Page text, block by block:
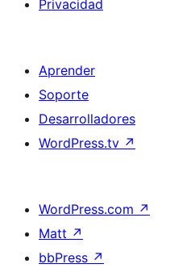
Privacidad
Aprender
Soporte
Desarrolladores
WordPress.tv ↗
WordPress.com ↗
Matt ↗
bbPress ↗